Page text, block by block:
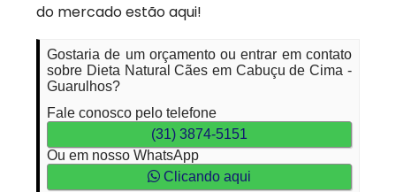
do mercado estão aqui!
Gostaria de um orçamento ou entrar em contato
sobre Dieta Natural Cães em Cabuçu de Cima -
Guarulhos?
Fale conosco pelo telefone
(31) 3874-5151
Ou em nosso WhatsApp
Clicando aqui